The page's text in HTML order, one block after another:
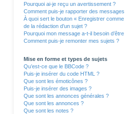
Pourquoi ai-je reçu un avertissement ?
Comment puis-je rapporter des
À quoi sert le bouton « Enregistrer
de la rédaction d’un sujet ?
Pourquoi mon message a-t-il besoin
Comment puis-je remonter mes sujets ?
Mise en forme et types de sujets
Qu’est-ce que le BBCode ?
Puis-je insérer du code HTML ?
Que sont les émoticônes ?
Puis-je insérer des images ?
Que sont les annonces générales ?
Que sont les annonces ?
Que sont les notes ?